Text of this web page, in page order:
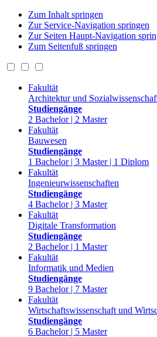
Zum Inhalt springen
Zur Service-Navigation springen
Zur Seiten Haupt-Navigation
Zum Seitenfuß springen
Fakultät
Architektur und
Studiengänge
2 Bachelor | 2 Master
Fakultät
Bauwesen
Studiengänge
1 Bachelor | 3 Master | 1 Diplom
Fakultät
Ingenieurwissenschaften
Studiengänge
4 Bachelor | 3 Master
Fakultät
Digitale Transformation
Studiengänge
2 Bachelor | 1 Master
Fakultät
Informatik und Medien
Studiengänge
9 Bachelor | 7 Master
Fakultät
Wirtschaftswissenschaft und
Studiengänge
6 Bachelor | 5 Master